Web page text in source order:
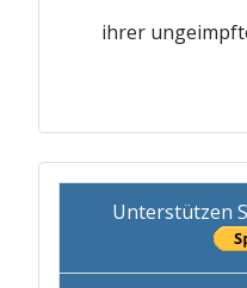
ihrer
Unterstützen